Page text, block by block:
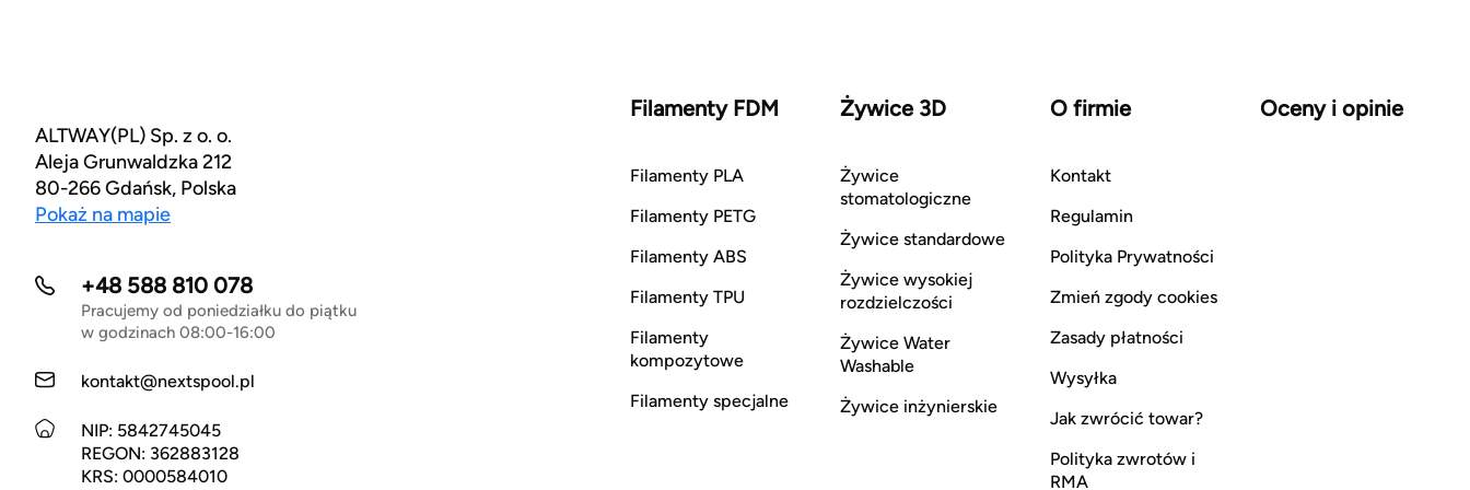
ALTWAY(PL) Sp. z o. o.
Aleja Grunwaldzka 212
80-266 Gdańsk, Polska
Pokaż na mapie
+48 588 810 078
Pracujemy od poniedziałku do piątku
w godzinach 08:00-16:00
kontakt@nextspool.pl
NIP: 5842745045
REGON: 362883128
KRS: 0000584010
Filamenty FDM
Filamenty PLA
Filamenty PETG
Filamenty ABS
Filamenty TPU
Filamenty
kompozytowe
Filamenty specjalne
Żywice 3D
Żywice
stomatologiczne
Żywice standardowe
Żywice wysokiej
rozdzielczości
Żywice Water
Washable
Żywice inżynierskie
O firmie
Kontakt
Regulamin
Polityka Prywatności
Zmień zgody cookies
Zasady płatności
Wysyłka
Jak zwrócić towar?
Polityka zwrotów i
RMA
Oceny i opinie